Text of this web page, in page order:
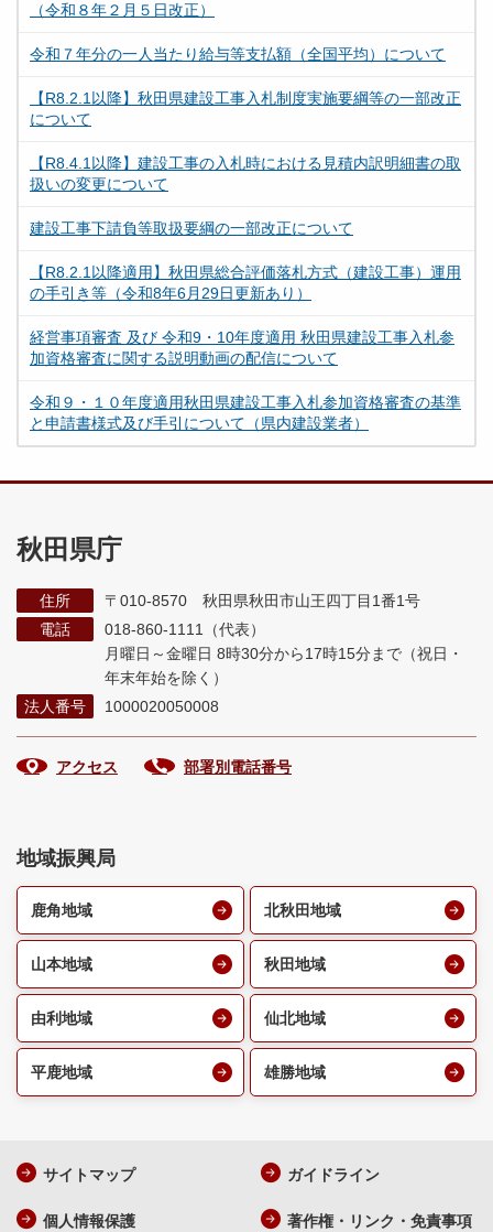
（令和８年２月５日改正）
令和７年分の一人当たり給与等支払額（全国平均）について
【R8.2.1以降】秋田県建設工事入札制度実施要綱等の一部改正
について
【R8.4.1以降】建設工事の入札時における見積内訳明細書の取
扱いの変更について
建設工事下請負等取扱要綱の一部改正について
【R8.2.1以降適用】秋田県総合評価落札方式（建設工事）運用
の手引き等（令和8年6月29日更新あり）
経営事項審査 及び 令和9・10年度適用 秋田県建設工事入札参
加資格審査に関する説明動画の配信について
令和９・１０年度適用秋田県建設工事入札参加資格審査の基準
と申請書様式及び手引について（県内建設業者）
秋田県庁
住所
〒010-8570 秋田県秋田市山王四丁目1番1号
電話
018-860-1111（代表）
月曜日～金曜日 8時30分から17時15分まで （祝日・
年末年始を除く）
法人番号
1000020050008
アクセス 部署別電話番号
地域振興局
鹿角地域 北秋田地域
山本地域 秋田地域
由利地域 仙北地域
平鹿地域 雄勝地域
サイトマップ ガイドライン
個人情報保護 著作権・リンク・免責事項